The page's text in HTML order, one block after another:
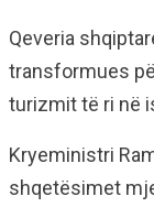
Qeveria
transformues
turizmit të ri në
Kryeministri
shqetësimet